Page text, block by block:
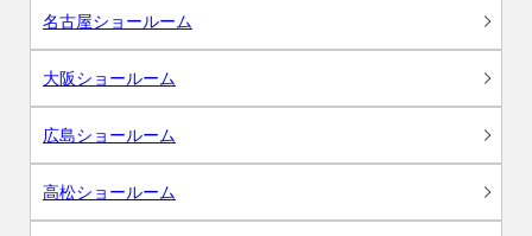
名古屋ショールーム
大阪ショールーム
広島ショールーム
高松ショールーム